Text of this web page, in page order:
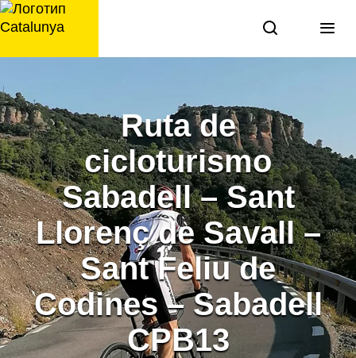
перейти
к
Ruta de
cicloturismo
Sabadell – Sant
Llorenç de Savall –
Sant Feliu de
Codines – Sabadell
CPB13